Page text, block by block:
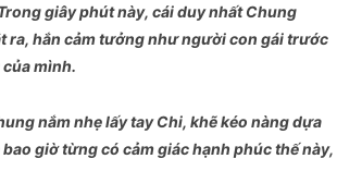
giây phút này, cái duy nhất Chung
ra, hắn cảm tưởng như người con gái trước
mình.
nắm nhẹ lấy tay Chi, khẽ kéo nàng dựa
giờ từng có cảm giác hạnh phúc thế này,